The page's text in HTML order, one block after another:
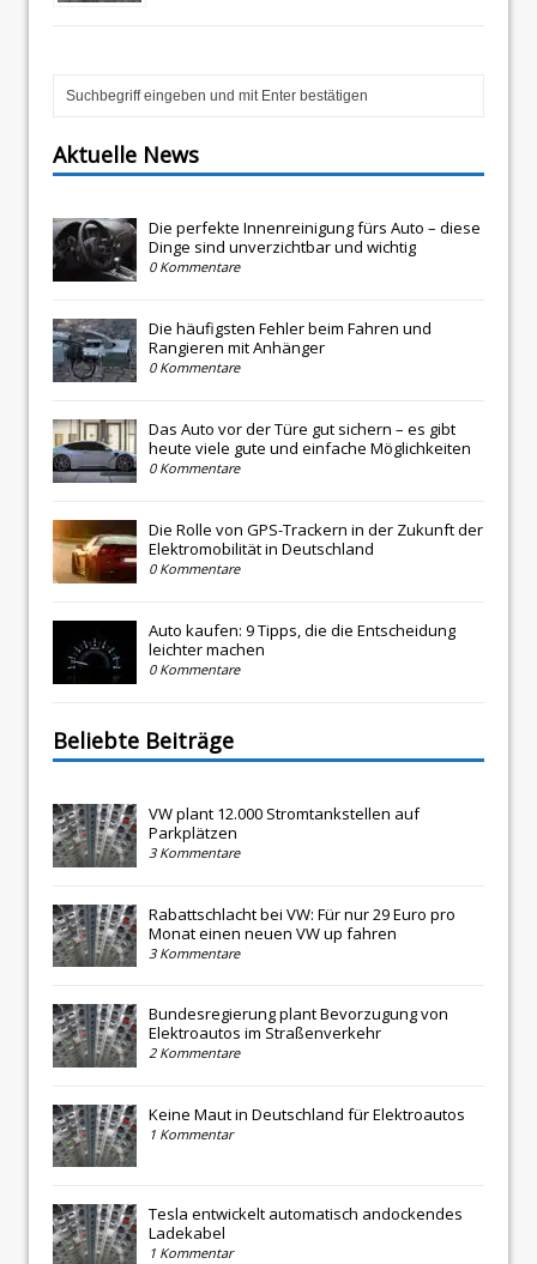
Aktuelle News
Die perfekte Innenreinigung fürs Auto – diese
Dinge sind unverzichtbar und wichtig
0 Kommentare
Die häufigsten Fehler beim Fahren und
Rangieren mit Anhänger
0 Kommentare
Das Auto vor der Türe gut sichern – es gibt
heute viele gute und einfache Möglichkeiten
0 Kommentare
Die Rolle von GPS-Trackern in der Zukunft der
Elektromobilität in Deutschland
0 Kommentare
Auto kaufen: 9 Tipps, die die Entscheidung
leichter machen
0 Kommentare
Beliebte Beiträge
VW plant 12.000 Stromtankstellen auf
Parkplätzen
3 Kommentare
Rabattschlacht bei VW: Für nur 29 Euro pro
Monat einen neuen VW up fahren
3 Kommentare
Bundesregierung plant Bevorzugung von
Elektroautos im Straßenverkehr
2 Kommentare
Keine Maut in Deutschland für Elektroautos
1 Kommentar
Tesla entwickelt automatisch andockendes
Ladekabel
1 Kommentar